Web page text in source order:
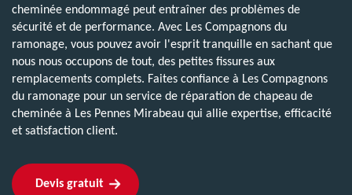
cheminée endommagé peut entraîner des problèmes de
sécurité et de performance. Avec Les Compagnons du
ramonage, vous pouvez avoir l'esprit tranquille en sachant que
nous nous occupons de tout, des petites fissures aux
remplacements complets. Faites confiance à Les Compagnons
du ramonage pour un service de réparation de chapeau de
cheminée à Les Pennes Mirabeau qui allie expertise, efficacité
et satisfaction client.
Devis gratuit